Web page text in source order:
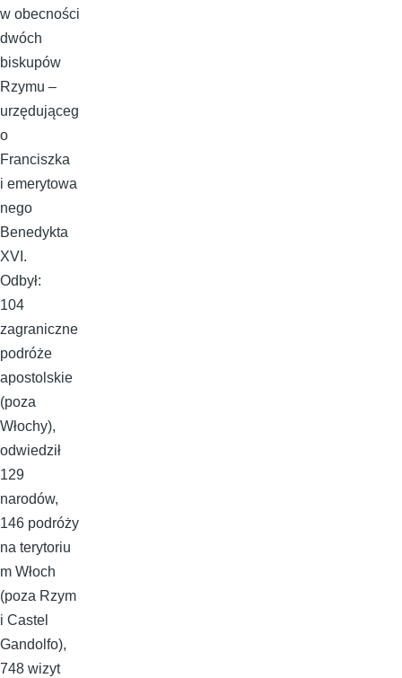
w obecności
dwóch
biskupów
Rzymu –
urzędująceg
o
Franciszka
i emerytowa
nego
Benedykta
XVI.
Odbył:
104
zagraniczne
podróże
apostolskie
(poza
Włochy),
odwiedził
129
narodów,
146 podróży
na terytoriu
m Włoch
(poza Rzym
i Castel
Gandolfo),
748 wizyt